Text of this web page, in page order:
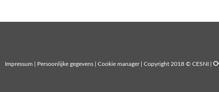
Impressum Persoonlijke gegevens Cookie manager| Copyright 2018 © CESNI |